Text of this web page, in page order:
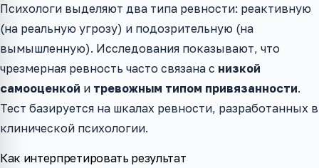
Психологи выделяют два типа ревности: реактивную
(на реальную угрозу) и подозрительную (на
вымышленную). Исследования показывают, что
чрезмерная ревность часто связана с низкой
самооценкой и тревожным типом привязанности.
Тест базируется на шкалах ревности, разработанных в
клинической психологии.
Как интерпретировать результат